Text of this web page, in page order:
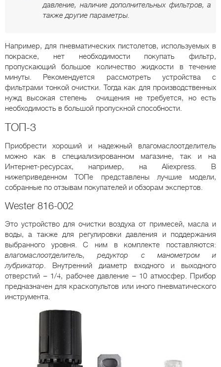
давление, наличие дополнительных фильтров, а
также другие параметры.
Например, для пневматических пистолетов, используемых в
покраске, нет необходимости покупать фильтр,
пропускающий большое количество жидкости в течение
минуты. Рекомендуется рассмотреть устройства с
фильтрами тонкой очистки. Тогда как для производственных
нужд высокая степень очищения не требуется, но есть
необходимость в большой пропускной способности.
ТОП-3
Приобрести хороший и надежный влагомаслоотделитель
можно как в специализированном магазине, так и на
Интернет-ресурсах, например, на Aliexpress. В
нижеприведенном ТОПе представлены лучшие модели,
собранные по отзывам покупателей и обзорам экспертов.
Wester 816-002
Это устройство для очистки воздуха от примесей, масла и
воды, а также для регулировки давления и поддержания
выбранного уровня. С ним в комплекте поставляются:
влагомаслоотделитель, редуктор с манометром и
лубрикатор. Внутренний диаметр входного и выходного
отверстий – 1/4, рабочее давление – 10 атмосфер. Прибор
предназначен для краскопультов или иного пневматического
инструмента.